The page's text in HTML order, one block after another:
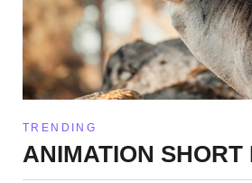
TRENDING
ANIMATION SHORT